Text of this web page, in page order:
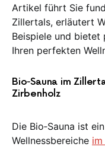
Artikel führt Sie
Zillertals, erläutert
Beispiele und bietet
Ihren perfekten
Bio‑Sauna im
Zirbenholz
Die Bio‑Sauna ist
Wellnessbereiche